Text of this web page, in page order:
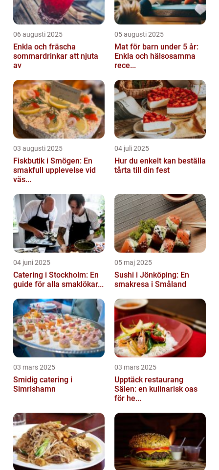
06 augusti 2025
Enkla och fräscha
sommardrinkar att njuta
av
05 augusti 2025
Mat för barn under 5 år:
Enkla och hälsosamma
rece...
03 augusti 2025
Fiskbutik i Smögen: En
smakfull upplevelse vid
väs...
04 juli 2025
Hur du enkelt kan beställa
tårta till din fest
04 juni 2025
Catering i Stockholm: En
guide för alla smaklökar...
05 maj 2025
Sushi i Jönköping: En
smakresa i Småland
03 mars 2025
Smidig catering i
Simrishamn
03 mars 2025
Upptäck restaurang
Sälen: en kulinarisk oas
för he...